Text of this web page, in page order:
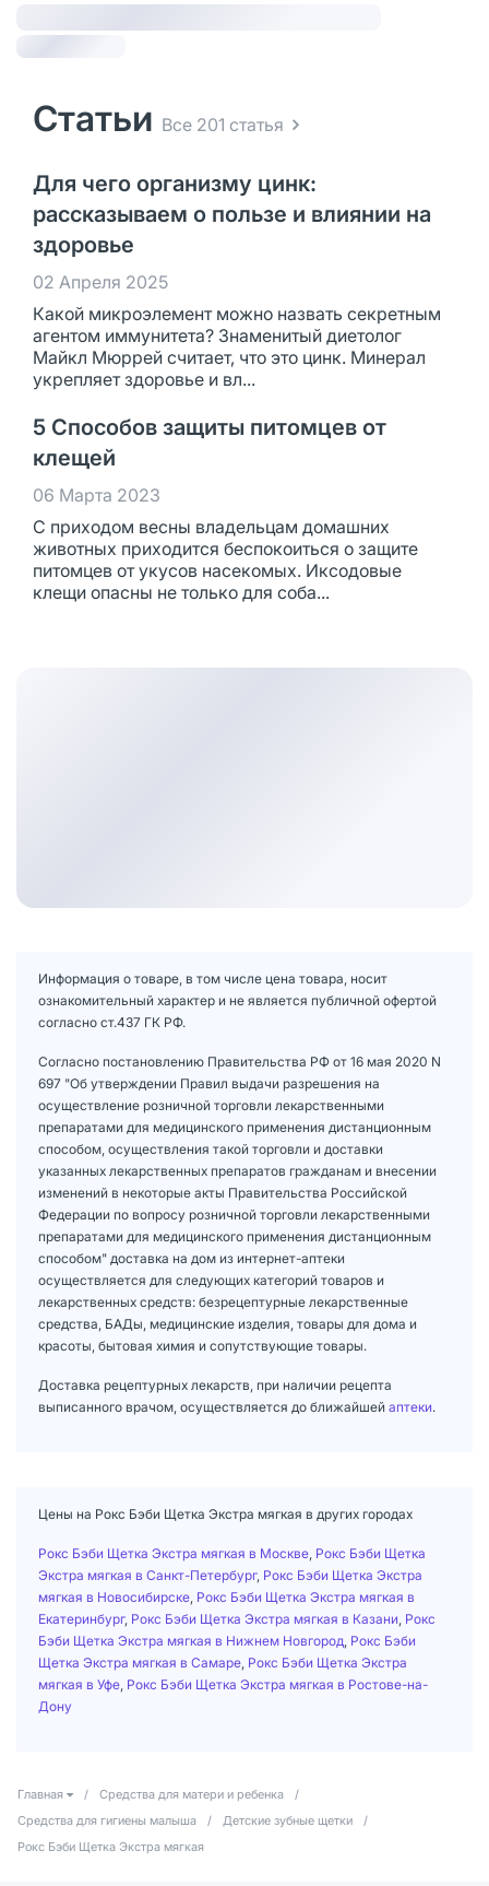
Статьи Все 201 статья
Для чего организму цинк:
рассказываем о пользе и влиянии на
здоровье
02 Апреля 2025
Какой микроэлемент можно назвать секретным
агентом иммунитета? Знаменитый диетолог
Майкл Мюррей считает, что это цинк. Минерал
укрепляет здоровье и вл...
5 Способов защиты питомцев от
клещей
06 Марта 2023
С приходом весны владельцам домашних
животных приходится беспокоиться о защите
питомцев от укусов насекомых. Иксодовые
клещи опасны не только для соба...
Информация о товаре, в том числе цена товара, носит
ознакомительный характер и не является публичной офертой
согласно ст.437 ГК РФ.
Согласно постановлению Правительства РФ от 16 мая 2020 N
697 "Об утверждении Правил выдачи разрешения на
осуществление розничной торговли лекарственными
препаратами для медицинского применения дистанционным
способом, осуществления такой торговли и доставки
указанных лекарственных препаратов гражданам и внесении
изменений в некоторые акты Правительства Российской
Федерации по вопросу розничной торговли лекарственными
препаратами для медицинского применения дистанционным
способом" доставка на дом из интернет-аптеки
осуществляется для следующих категорий товаров и
лекарственных средств: безрецептурные лекарственные
средства, БАДы, медицинские изделия, товары для дома и
красоты, бытовая химия и сопутствующие товары.
Доставка рецептурных лекарств, при наличии рецепта
выписанного врачом, осуществляется до ближайшей аптеки.
Цены на Рокс Бэби Щетка Экстра мягкая в других городах
Рокс Бэби Щетка Экстра мягкая в Москве Рокс Бэби Щетка
Экстра мягкая в Санкт-Петербург, Рокс Бэби Щетка Экстра
мягкая в Новосибирске Рокс Бэби Щетка Экстра мягкая в
Екатеринбург, Рокс Бэби Щетка Экстра мягкая в Казани Рокс
Бэби Щетка Экстра мягкая в Нижнем Новгород Рокс Бэби
Щетка Экстра мягкая в Самаре Рокс Бэби Щетка Экстра
мягкая в Уфе Рокс Бэби Щетка Экстра мягкая в Ростове-на-
Дону
Главная / Средства для матери и ребенка
/
Средства для гигиены малыша
/ Детские зубные щетки
/
Рокс Бэби Щетка Экстра мягкая